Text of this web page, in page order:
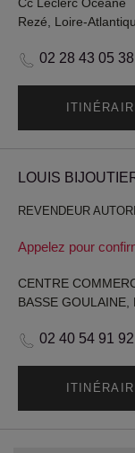
Rezé, Loire-
02 28 43 05 38
LOUIS
REVENDEUR
Appelez pour
CENTRE
BASSE
02 40 54 91 92